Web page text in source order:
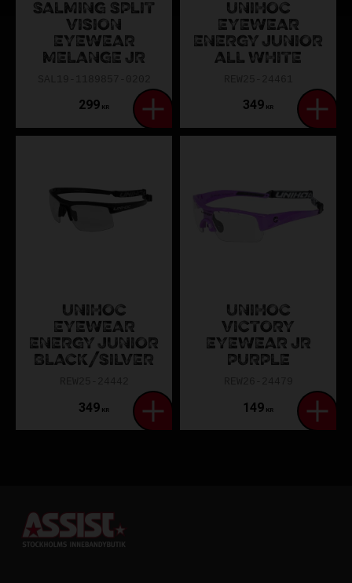
SALMING SPLIT
VISION
EYEWEAR
MELANGE JR
299 KR
UNIHOC
EYEWEAR
ENERGY JUNIOR
ALL WHITE
349 KR
UNIHOC
EYEWEAR
ENERGY JUNIOR
BLACK/SILVER
349 KR
UNIHOC
VICTORY
EYEWEAR JR
PURPLE
149 KR